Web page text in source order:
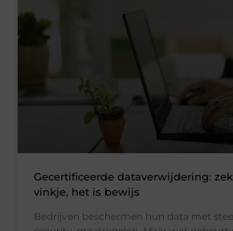
Gecertificeerde dataverwijdering:
vinkje, het is bewijs
Bedrijven beschermen hun data met